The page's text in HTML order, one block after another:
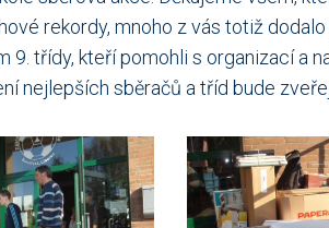
rekordy, mnoho z vás totiž
9. třídy, kteří pomohli s organizací a
nejlepších sběračů a tříd bude